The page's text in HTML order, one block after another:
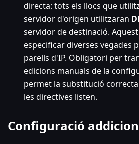
directa: tots els llocs que
servidor d'origen utilitzaran
servidor de destinació.
especificar diverses vegades
parells d'IP. Obligatori per
edicions manuals de la
permet la substitució correcta
les directives listen.
Configuració